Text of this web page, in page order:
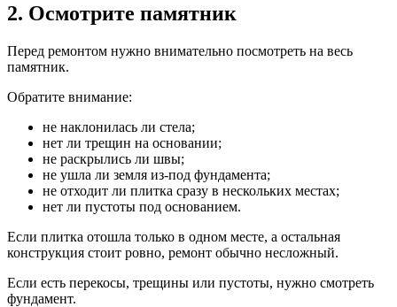
2. Осмотрите памятник
Перед ремонтом нужно внимательно посмотреть на весь
памятник.
Обратите внимание:
не наклонилась ли стела;
нет ли трещин на основании;
не раскрылись ли швы;
не ушла ли земля из-под фундамента;
не отходит ли плитка сразу в нескольких местах;
нет ли пустоты под основанием.
Если плитка отошла только в одном месте, а остальная
конструкция стоит ровно, ремонт обычно несложный.
Если есть перекосы, трещины или пустоты, нужно смотреть
фундамент.